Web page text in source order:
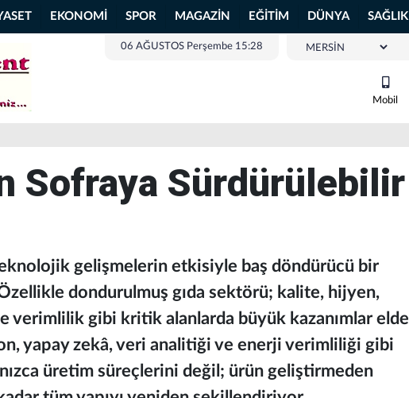
EKONOMİ SPOR MAGAZİN EĞİTİM DÜNYA SAĞLIK
06 AĞUSTOS Perşembe 15:28
Mobil
Sofraya Sürdürülebilir
gelişmelerin etkisiyle baş döndürücü bir
dondurulmuş gıda sektörü; kalite, hijyen,
verimlilik gibi kritik alanlarda büyük kazanımlar elde
yapay zekâ, veri analitiği ve enerji verimliliği gibi
üretim süreçlerini değil; ürün geliştirmeden